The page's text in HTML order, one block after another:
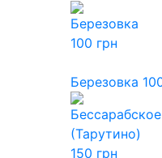
Березовка